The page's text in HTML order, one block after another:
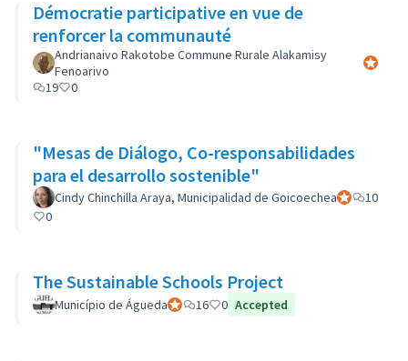
Démocratie participative en vue de
renforcer la communauté
Andrianaivo Rakotobe Commune Rurale Alakamisy
Fenoarivo
19
0
"Mesas de Diálogo, Co-responsabilidades
para el desarrollo sostenible"
Cindy Chinchilla Araya, Municipalidad de GoicoecheaParticipant
10
0
The Sustainable Schools Project
Município de ÁguedaParticipant officiel
16 0 Accepted